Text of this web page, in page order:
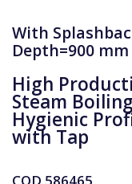
With
Depth=900
High
Steam
Hygienic
with Tap